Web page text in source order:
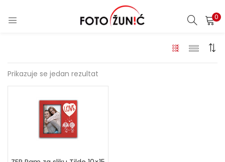
0
Prikazuje se jedan rezultat